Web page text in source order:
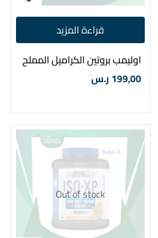
قراءة المزيد
اوليمب بروتين الكراميل المملح
199,00ر.س
Out of stock